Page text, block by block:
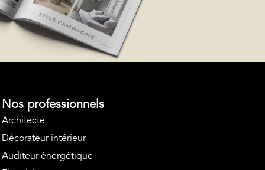
Nos professionnels
Architecte
Décorateur intérieur
Auditeur énergétique